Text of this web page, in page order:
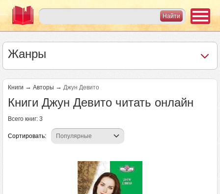
Жанры
Книги → Авторы → Джун Девито
Книги Джун Девито читать онлайн
Всего книг: 3
Сортировать: